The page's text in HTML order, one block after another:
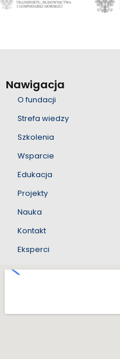
Nawigacja
O fundacji
Strefa wiedzy
Szkolenia
Wsparcie
Edukacja
Projekty
Nauka
Kontakt
Eksperci